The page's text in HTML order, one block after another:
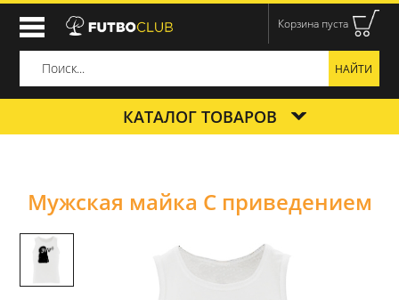
Корзина пуста
КАТАЛОГ ТОВАРОВ
Мужская майка С приведением